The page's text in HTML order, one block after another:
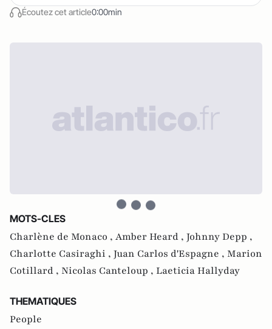
Écoutez cet article0:00min
MOTS-CLES
Charlène de Monaco , Amber Heard , Johnny Depp ,
Charlotte Casiraghi , Juan Carlos d'Espagne , Marion
Cotillard , Nicolas Canteloup , Laeticia Hallyday
THEMATIQUES
People